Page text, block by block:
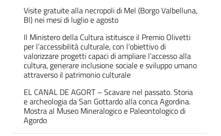
Visite gratuite alla necropoli di Mel (Borgo Valbelluna,
Bl) nei mesi di luglio e agosto
Il Ministero della Cultura istituisce il Premio Olivetti
per l’accessibilità culturale, con l’obiettivo di
valorizzare progetti capaci di ampliare l’accesso alla
cultura, generare inclusione sociale e sviluppo umano
attraverso il patrimonio culturale
EL CANAL DE AGORT – Scavare nel passato. Storia
e archeologia da San Gottardo alla conca Agordina.
Mostra al Museo Mineralogico e Paleontologico di
Agordo